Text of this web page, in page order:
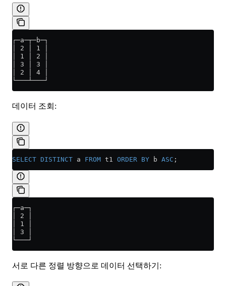
┌─a─┬─b─┐
│ 2 │ 1 │
│ 1 │ 2 │
│ 3 │ 3 │
│ 2 │ 4 │
└───┴───┘
데이터 조회:
SELECT DISTINCT a FROM t1 ORDER BY b ASC ;
┌─a─┐
│ 2 │
│ 1 │
│ 3 │
└───┘
서로 다른 정렬 방향으로 데이터 선택하기: